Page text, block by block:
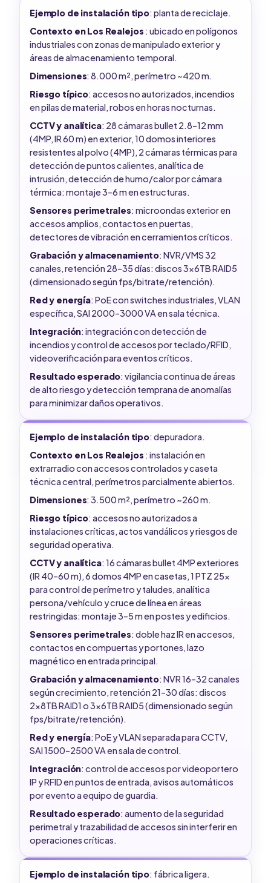
Ejemplo de instalación tipo: planta de reciclaje.
Contexto en Los Realejos : ubicado en polígonos
industriales con zonas de manipulado exterior y
áreas de almacenamiento temporal.
Dimensiones: 8.000 m², perímetro ~420 m.
Riesgo típico: accesos no autorizados, incendios
en pilas de material, robos en horas nocturnas.
CCTV y analítica: 28 cámaras bullet 2.8–12 mm
(4MP, IR 60 m) en exterior, 10 domos interiores
resistentes al polvo (4MP), 2 cámaras térmicas para
detección de puntos calientes, analítica de
intrusión, detección de humo/calor por cámara
térmica: montaje 3–6 m en estructuras.
Sensores perimetrales: microondas exterior en
accesos amplios, contactos en puertas,
detectores de vibración en cerramientos críticos.
Grabación y almacenamiento: NVR/VMS 32
canales, retención 28–35 días: discos 3x6TB RAID5
(dimensionado según fps/bitrate/retención).
Red y energía: PoE con switches industriales, VLAN
específica, SAI 2000–3000 VA en sala técnica.
Integración: integración con detección de
incendios y control de accesos por teclado/RFID,
videoverificación para eventos críticos.
Resultado esperado: vigilancia continua de áreas
de alto riesgo y detección temprana de anomalías
para minimizar daños operativos.
Ejemplo de instalación tipo: depuradora.
Contexto en Los Realejos : instalación en
extrarradio con accesos controlados y caseta
técnica central, perímetros parcialmente abiertos.
Dimensiones: 3.500 m², perímetro ~260 m.
Riesgo típico: accesos no autorizados a
instalaciones críticas, actos vandálicos y riesgos de
seguridad operativa.
CCTV y analítica: 16 cámaras bullet 4MP exteriores
(IR 40–60 m), 6 domos 4MP en casetas, 1 PTZ 25x
para control de perímetro y taludes, analítica
persona/vehículo y cruce de línea en áreas
restringidas: montaje 3–5 m en postes y edificios.
Sensores perimetrales: doble haz IR en accesos,
contactos en compuertas y portones, lazo
magnético en entrada principal.
Grabación y almacenamiento: NVR 16–32 canales
según crecimiento, retención 21–30 días: discos
2x8TB RAID1 o 3x6TB RAID5 (dimensionado según
fps/bitrate/retención).
Red y energía: PoE y VLAN separada para CCTV,
SAI 1500–2500 VA en sala de control.
Integración: control de accesos por videoportero
IP y RFID en puntos de entrada, avisos automáticos
por evento a equipo de guardia.
Resultado esperado: aumento de la seguridad
perimetral y trazabilidad de accesos sin interferir en
operaciones críticas.
Ejemplo de instalación tipo: fábrica ligera.